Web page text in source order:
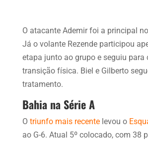
O atacante Ademir foi a principal
Já o volante Rezende participou
etapa junto ao grupo e seguiu para
transição física. Biel e Gilberto
tratamento.
Bahia na Série A
O triunfo mais recentelevou o
ao G-6. Atual 5º colocado, com 38